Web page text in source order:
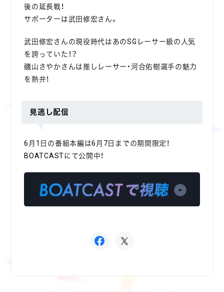
後の延長戦！
サポーターは武田修宏さん。
武田修宏さんの現役時代はあのSGレーサー級の人気
を誇っていた！？
磯山さやかさんは推しレーサー・河合佑樹選手の魅力
を熱弁！
見逃し配信
6月1日の番組本編は6月7日までの期間限定！
BOATCASTにて公開中！